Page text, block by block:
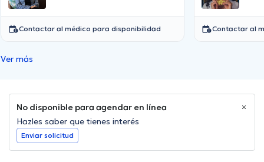
Contactar al médico para disponibilidad Contactar al
Ver más
No disponible para agendar en línea
Hazles saber que tienes interés
Enviar solicitud